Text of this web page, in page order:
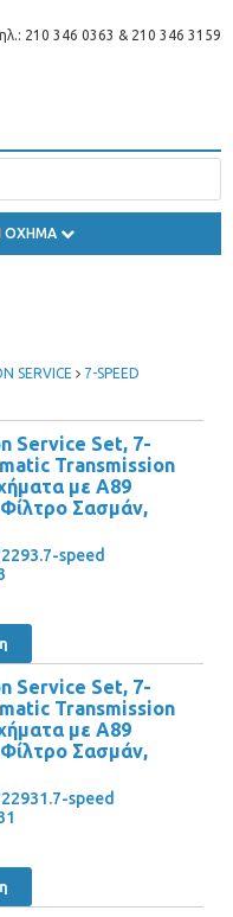
210 346 0363 & 210 346 3159
ΟΧΗΜΑ
SERVICE
7-SPEED
Service Set, 7-
Transmission
με A89
Φίλτρο Σασμάν,
speed
Service Set, 7-
Transmission
με A89
Φίλτρο Σασμάν,
speed